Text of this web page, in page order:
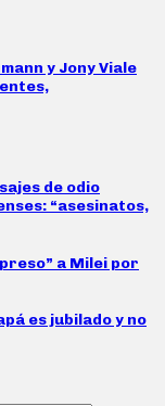
y Jony Viale
de odio
“asesinatos,
a Milei por
es jubilado y no